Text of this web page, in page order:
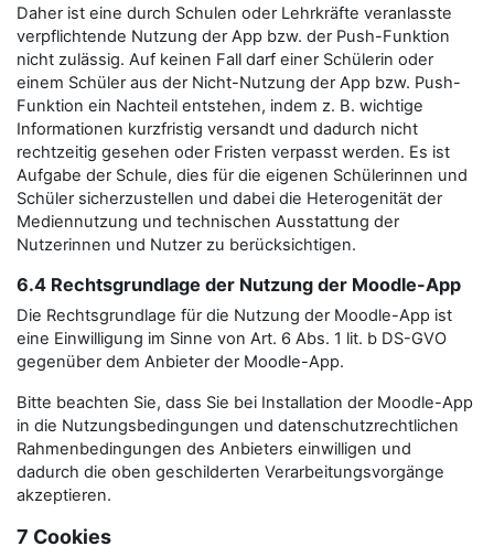
Daher ist eine durch Schulen oder Lehrkräfte veranlasste
verpflichtende Nutzung der App bzw. der Push-Funktion
nicht zulässig. Auf keinen Fall darf einer Schülerin oder
einem Schüler aus der Nicht-Nutzung der App bzw. Push-
Funktion ein Nachteil entstehen, indem z. B. wichtige
Informationen kurzfristig versandt und dadurch nicht
rechtzeitig gesehen oder Fristen verpasst werden. Es ist
Aufgabe der Schule, dies für die eigenen Schülerinnen und
Schüler sicherzustellen und dabei die Heterogenität der
Mediennutzung und technischen Ausstattung der
Nutzerinnen und Nutzer zu berücksichtigen.
6.4 Rechtsgrundlage der Nutzung der Moodle-App
Die Rechtsgrundlage für die Nutzung der Moodle-App ist
eine Einwilligung im Sinne von Art. 6 Abs. 1 lit. b DS-GVO
gegenüber dem Anbieter der Moodle-App.
Bitte beachten Sie, dass Sie bei Installation der Moodle-App
in die Nutzungsbedingungen und datenschutzrechtlichen
Rahmenbedingungen des Anbieters einwilligen und
dadurch die oben geschilderten Verarbeitungsvorgänge
akzeptieren.
7 Cookies